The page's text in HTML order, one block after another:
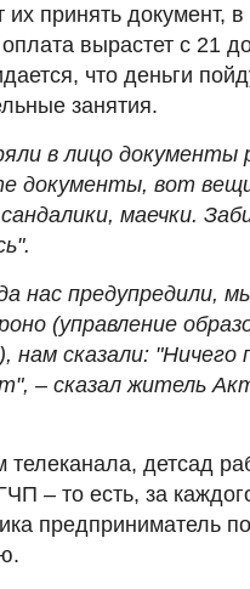
принять документ, в
вырастет с 21
что деньги
занятия.
в лицо документы
документы, вот
маечки.
нас предупредили,
(управление
нам сказали: "Ничего
– сказал житель
детсад
– то есть, за
предприниматель